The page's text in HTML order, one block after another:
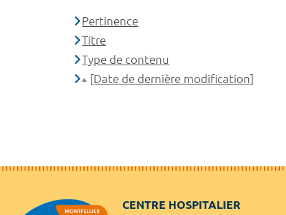
Pertinence
Titre
Type de contenu
[Date de dernière modification]
CENTRE HOSPITALIER